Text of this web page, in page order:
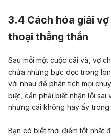
3.4 Cách hóa giải
thoại thẳng thắn
Sau mỗi một cuộc cãi vã, vợ
chứa những bực dọc trong
với nhau để phân tích mọi
biệt, cần phải biết nhận lỗi sai
những cái không hay ấy trong
Bạn có biết thời điểm tốt nhất